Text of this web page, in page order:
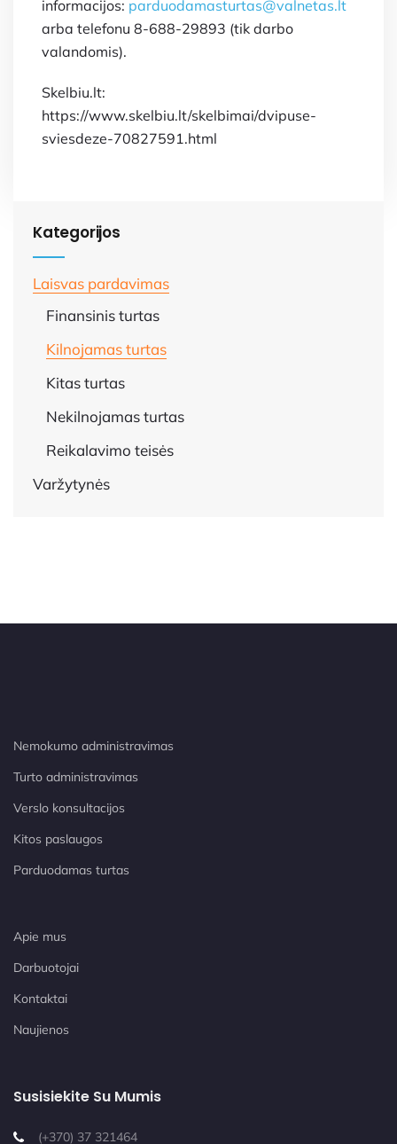
informacijos: parduodamasturtas@valnetas.lt
arba telefonu 8-688-29893 (tik darbo
valandomis).
Skelbiu.lt:
https://www.skelbiu.lt/skelbimai/dvipuse-
sviesdeze-70827591.html
Kategorijos
Laisvas pardavimas
Finansinis turtas
Kilnojamas turtas
Kitas turtas
Nekilnojamas turtas
Reikalavimo teisės
Varžytynės
Nemokumo administravimas
Turto administravimas
Verslo konsultacijos
Kitos paslaugos
Parduodamas turtas
Apie mus
Darbuotojai
Kontaktai
Naujienos
Susisiekite Su Mumis
(+370) 37 321464